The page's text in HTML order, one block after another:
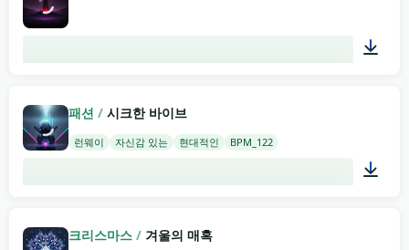
패션 / 시크한 바이브
런웨이 자신감 있는 현대적인 BPM_122
크리스마스 / 겨울의 매혹